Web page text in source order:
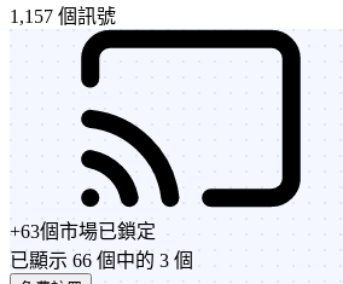
1,157 個訊號
+63個市場已鎖定
已顯示 66 個中的 3 個